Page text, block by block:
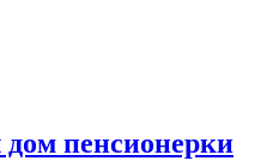
пенсионерки